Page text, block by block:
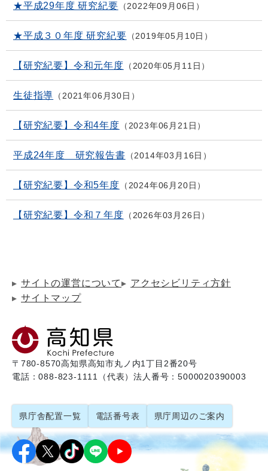
★平成29年度 研究紀要 2022年09月06日
★平成３０年度 研究紀要 2019年05月10日
【研究紀要】令和元年度 2020年05月11日
生徒指導 2021年06月30日
【研究紀要】令和4年度 2023年06月21日
平成24年度 研究報告書 2014年03月16日
【研究紀要】令和5年度 2024年06月20日
【研究紀要】令和７年度 2026年03月26日
サイトの運営について
アクセシビリティ方針
サイトマップ
〒780-8570高知県高知市丸ノ内1丁目2番20号
電話：088-823-1111（代表）法人番号：5000020390003
県庁舎配置一覧 電話番号表 県庁周辺のご案内